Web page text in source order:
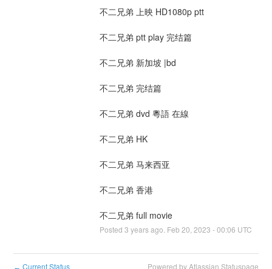
不二兄弟 上映 HD1080p ptt
不二兄弟 ptt play 完结篇
不二兄弟 新加坡 |bd
不二兄弟 完结篇
不二兄弟 dvd 粵語 在線
不二兄弟 HK
不二兄弟 马来西亚
不二兄弟 香港
不二兄弟 full movie
Posted 3 years ago. Feb 20 2023 -00:06 UTC
← Current Status Powered by Atlassian Statuspage